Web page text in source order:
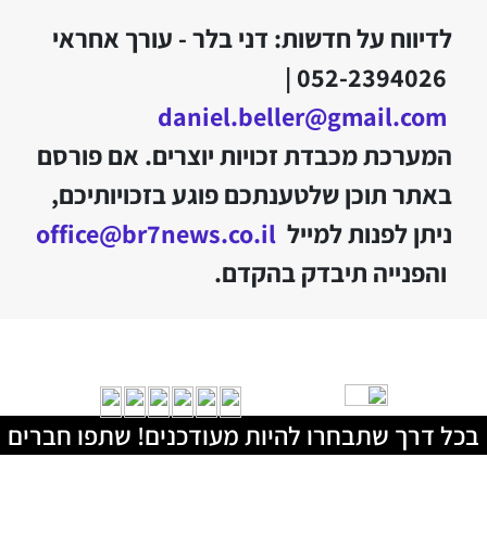
לדיווח על חדשות: דני בלר - עורך אחראי
052-2394026 |
daniel.beller@gmail.com
המערכת מכבדת זכויות יוצרים. אם פורסם
באתר תוכן שלטענתכם פוגע בזכויותיכם,
ניתן לפנות למייל office@br7news.co.il
והפנייה תיבדק בהקדם.
בכל דרך שתבחרו להיות מעודכנים! שתפו חברים